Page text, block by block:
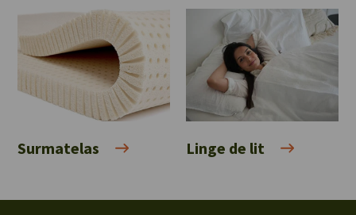
Surmatelas Linge de lit